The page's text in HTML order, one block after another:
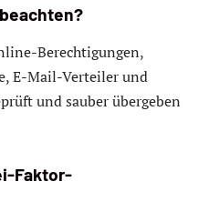
Berechtigungen,
E-Mail-Verteiler und
und sauber übergeben
Faktor-